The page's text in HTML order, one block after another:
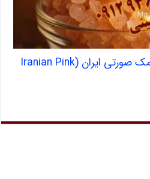
راهنمای خرید و صادرات نمک صورتی ایران (Iranian Pink